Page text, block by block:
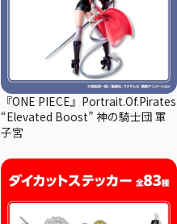
『ONE PIECE』Portrait.Of.Pirates
“Elevated Boost” 神の騎士団 軍
子宮